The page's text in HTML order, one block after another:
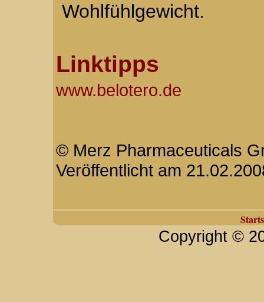
Wohlfühlgewicht.
Linktipps
www.belotero.de
© Merz Pharmaceuticals
Veröffentlicht am
Copyright ©